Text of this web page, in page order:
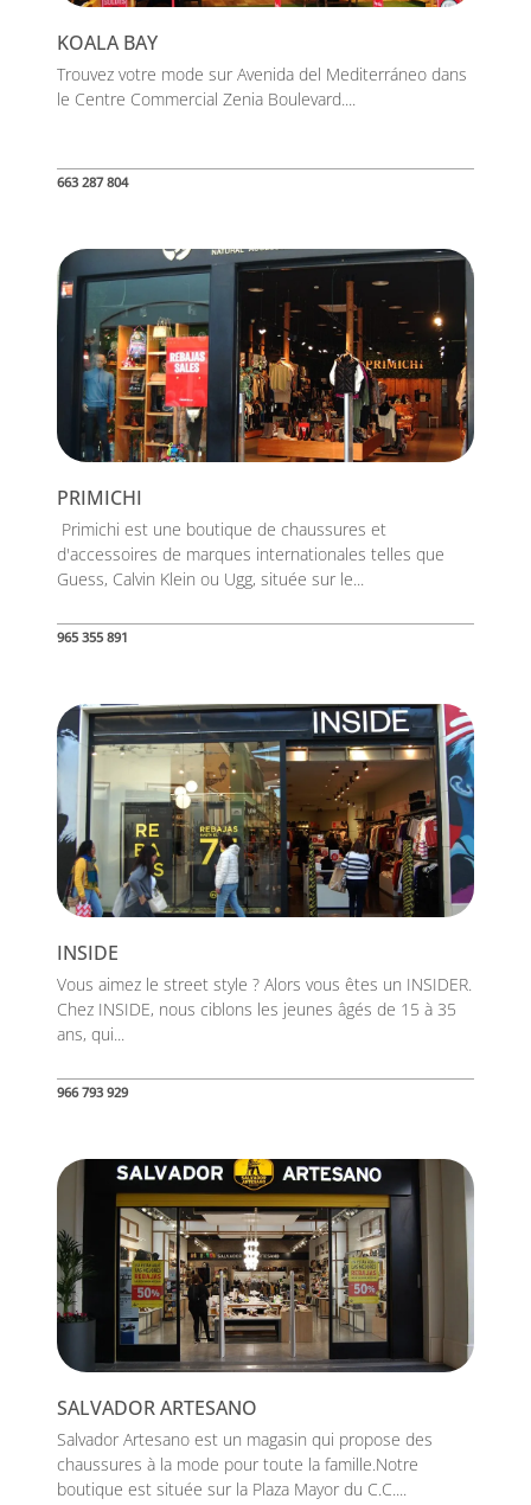
KOALA BAY
Trouvez votre mode sur Avenida del Mediterráneo dans
le Centre Commercial Zenia Boulevard....
663 287 804
PRIMICHI
Primichi est une boutique de chaussures et
d'accessoires de marques internationales telles que
Guess, Calvin Klein ou Ugg, située sur le...
965 355 891
INSIDE
Vous aimez le street style ? Alors vous êtes un INSIDER.
Chez INSIDE, nous ciblons les jeunes âgés de 15 à 35
ans, qui...
966 793 929
SALVADOR ARTESANO
Salvador Artesano est un magasin qui propose des
chaussures à la mode pour toute la famille.Notre
boutique est située sur la Plaza Mayor du C.C....